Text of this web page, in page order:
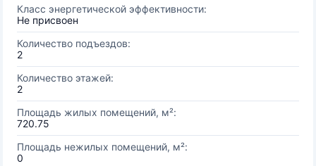
Класс энергетической эффективности:
Не присвоен
Количество подъездов:
2
Количество этажей:
2
Площадь жилых помещений, м²:
720.75
Площадь нежилых помещений, м²:
0